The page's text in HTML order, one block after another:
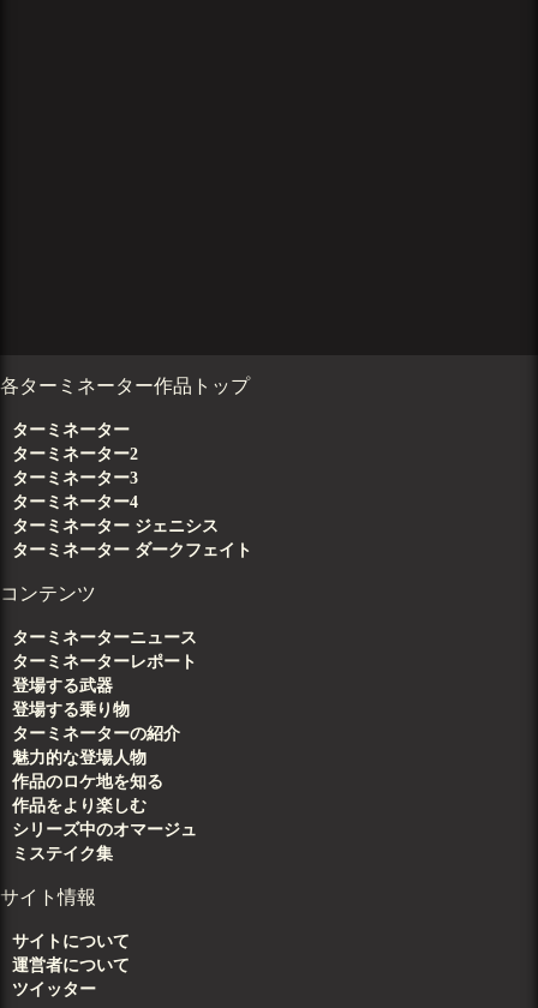
各ターミネーター作品トップ
ターミネーター
ターミネーター2
ターミネーター3
ターミネーター4
ターミネーター ジェニシス
ターミネーター ダークフェイト
コンテンツ
ターミネーターニュース
ターミネーターレポート
登場する武器
登場する乗り物
ターミネーターの紹介
魅力的な登場人物
作品のロケ地を知る
作品をより楽しむ
シリーズ中のオマージュ
ミステイク集
サイト情報
サイトについて
運営者について
ツイッター